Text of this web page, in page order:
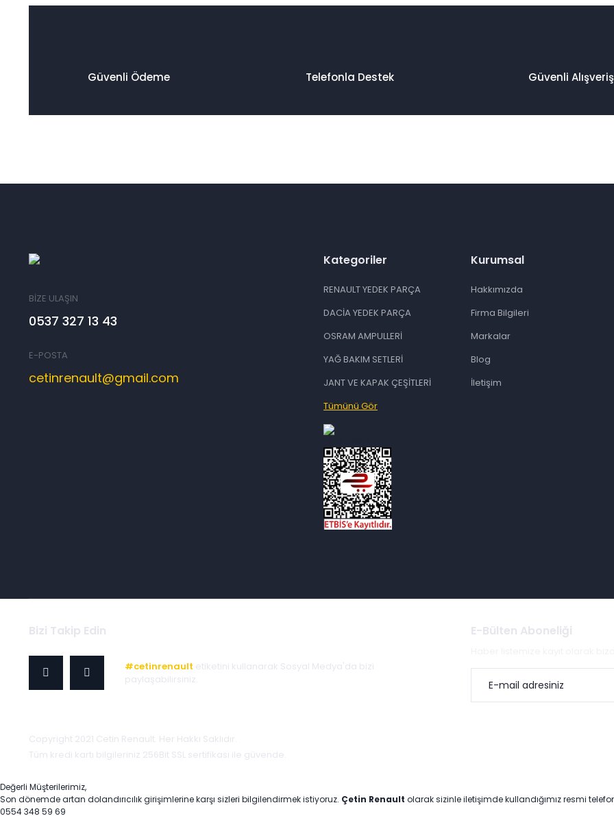
Ürün fiyatı diğer sitelerden daha pahalı.
Güvenli Ödeme Telefonla Destek Güvenli Alışveriş
BİZE ULAŞIN
0537 327 13 43
E-POSTA
cetinrenault@gmail.com
Kategoriler
RENAULT YEDEK PARÇA
DACİA YEDEK PARÇA
OSRAM AMPULLERİ
YAĞ BAKIM SETLERİ
JANT VE KAPAK ÇEŞİTLERİ
Tümünü Gör
Kurumsal
Hakkımızda
Firma Bilgileri
Markalar
Blog
İletişim
Bizi Takip Edin
#cetinrenault etiketini kullanarak Sosyal Medya'da bizi
paylaşabilirsiniz.
E-Bülten Aboneliği
Copyright 2021 Cetin Renault. Her Hakkı Saklıdır.
Tüm kredi kartı bilgileriniz 256Bit SSL sertifikası ile güvende.
Değerli Müşterilerimiz,
Son dönemde artan dolandırıcılık girişimlerine karşı sizleri bilgilendirmek istiyoruz. Çetin Renault olarak sizinle iletişimde kullandığımız resmi
0554 348 59 69